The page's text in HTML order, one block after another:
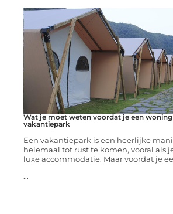
Wat je moet weten voordat je een
vakantiepark
Een vakantiepark is een heerlijke
helemaal tot rust te komen, vooral als
luxe accommodatie. Maar voordat je
...